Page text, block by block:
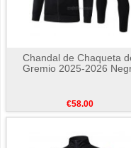
Chandal de Chaqueta
Gremio 2025-2026
€58.00